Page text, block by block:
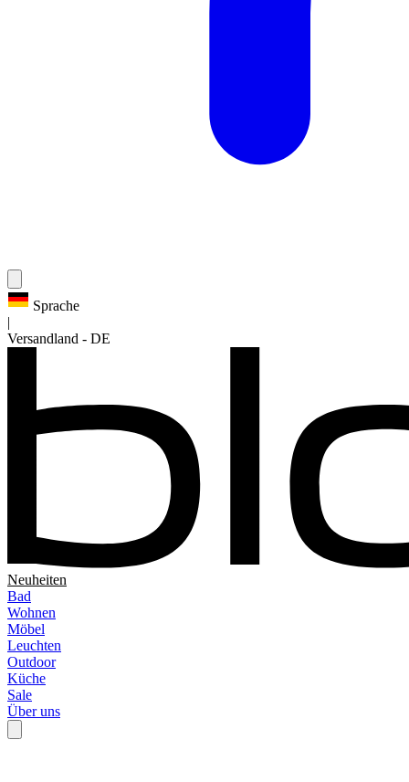
Sprache
Versandland - DE
Neuheiten
Bad
Wohnen
Möbel
Leuchten
Outdoor
Küche
Sale
Über uns